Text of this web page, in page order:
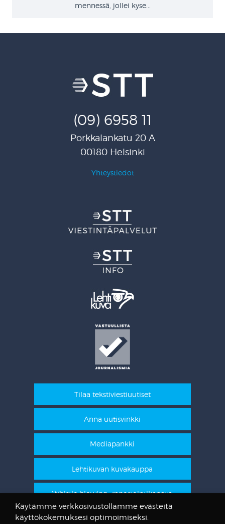
mennessä, jollei kyse...
(09) 6958 11
Porkkalankatu 20 A
00180 Helsinki
Yhteystiedot
Tilaa tekstiviestiuutiset
Anna uutisvinkki
Mediapankki
Lehtikuvan kuvakauppa
Whistle blowing -raportointikanava
Käytämme verkkosivustollamme evästeitä
käyttökokemuksesi optimoimiseksi.